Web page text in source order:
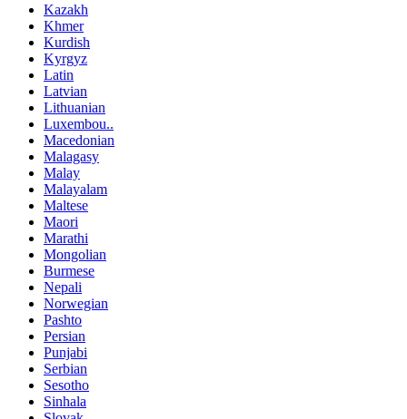
Kazakh
Khmer
Kurdish
Kyrgyz
Latin
Latvian
Lithuanian
Luxembou..
Macedonian
Malagasy
Malay
Malayalam
Maltese
Maori
Marathi
Mongolian
Burmese
Nepali
Norwegian
Pashto
Persian
Punjabi
Serbian
Sesotho
Sinhala